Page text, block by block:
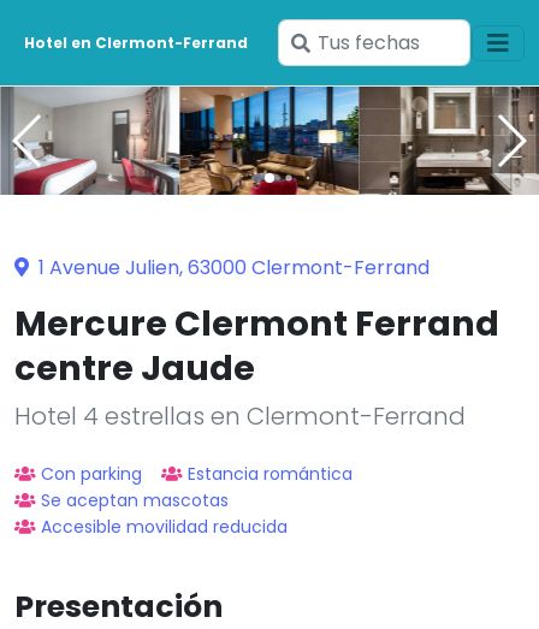
Hotel en Clermont-Ferrand
Ingresa
tus
fechas
1 Avenue Julien, 63000 Clermont-Ferrand
Mercure Clermont Ferrand
centre Jaude
Hotel 4 estrellas en Clermont-Ferrand
Con parking
Estancia romántica
Se aceptan mascotas
Accesible movilidad reducida
Presentación